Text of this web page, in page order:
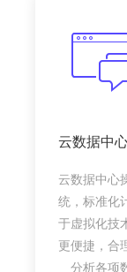
云数据中
云数据中心
统，标准化
于虚拟化技
更便捷，合
分析各项